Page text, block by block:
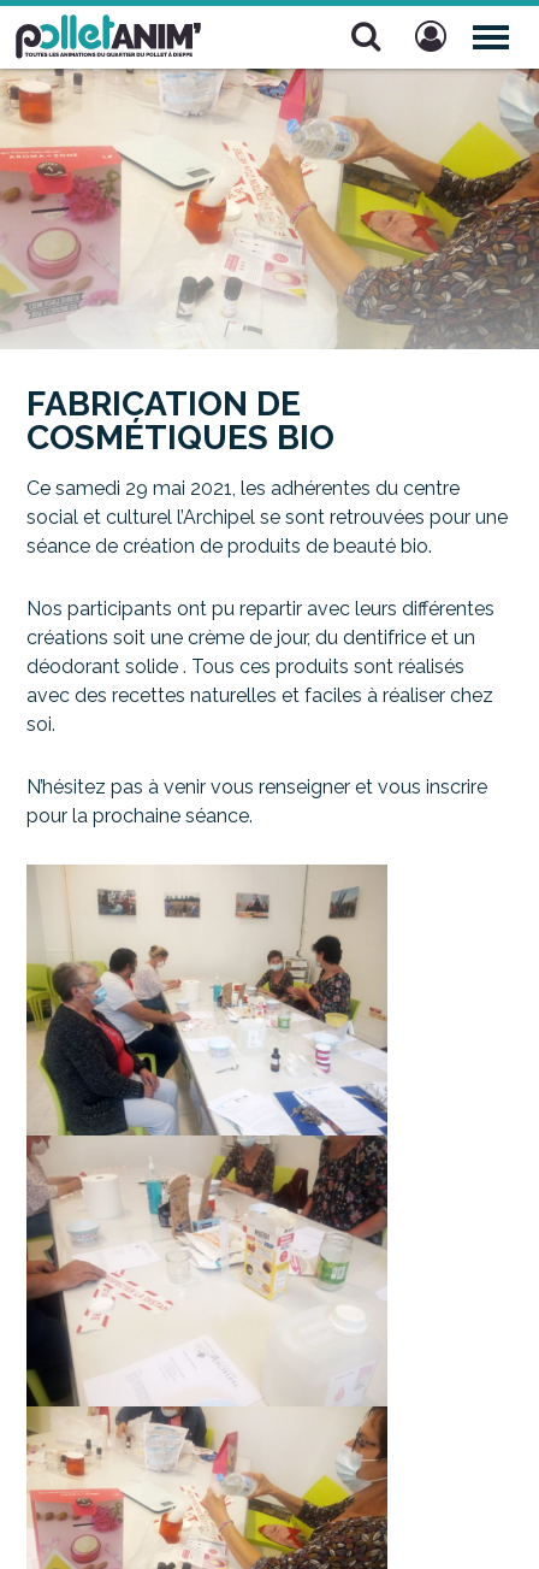
Pollet Anim'
FABRICATION DE
COSMÉTIQUES BIO
Ce samedi 29 mai 2021, les adhérentes du centre
social et culturel l’Archipel se sont retrouvées pour une
séance de création de produits de beauté bio.
Nos participants ont pu repartir avec leurs différentes
créations soit une crème de jour, du dentifrice et un
déodorant solide . Tous ces produits sont réalisés
avec des recettes naturelles et faciles à réaliser chez
soi.
N’hésitez pas à venir vous renseigner et vous inscrire
pour la prochaine séance.